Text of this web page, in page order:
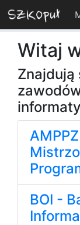
Witaj
Znajdują
BOI -